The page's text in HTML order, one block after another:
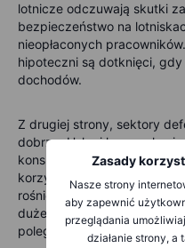
Zasady
Nasze strony
aby zapewnić
przeglądania
działanie strony, a
lotnicze odczuwają skutki
bezpieczeństwo na
nieopłaconych
hipoteczni są dotknięci,
dochodów.
Z drugiej strony, sektory
dobrze. Usługi komunalne i
konsumpcyjne pozostają
korzystają z elektryczności
rośnie, gdy inwestorzy
duże firmy technologiczne,
polegają na budżetach